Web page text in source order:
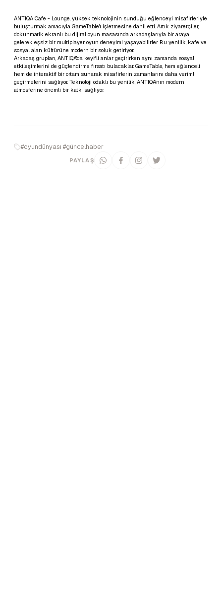
ANTIQA Cafe - Lounge, yüksek teknolojinin sunduğu eğlenceyi misafirleriyle
buluşturmak amacıyla GameTable'ı işletmesine dahil etti. Artık ziyaretçiler,
dokunmatik ekranlı bu dijital oyun masasında arkadaşlarıyla bir araya
gelerek eşsiz bir multiplayer oyun deneyimi yaşayabilirler. Bu yenilik, kafe ve
sosyal alan kültürüne modern bir soluk getiriyor.
Arkadaş grupları, ANTIQA'da keyifli anlar geçirirken aynı zamanda sosyal
etkileşimlerini de güçlendirme fırsatı bulacaklar. GameTable, hem eğlenceli
hem de interaktif bir ortam sunarak misafirlerin zamanlarını daha verimli
geçirmelerini sağlıyor. Teknoloji odaklı bu yenilik, ANTIQA'nın modern
atmosferine önemli bir katkı sağlıyor.
#oyundünyası #güncelhaber
PAYLAŞ